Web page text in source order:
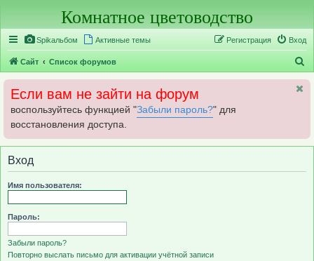
Комнатное цветоводство
Spikальбом Активные темы Вход
Регистрация
Сайт Список форумов
о
Если вам не зайти на форум
воспользуйтесь функцией "Забыли пароль?" для
восстановления доступа.
Вход
Имя пользователя:
Пароль:
Забыли пароль?
Повторно выслать письмо для активации учётной записи